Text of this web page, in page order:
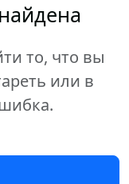
то, что вы
или в